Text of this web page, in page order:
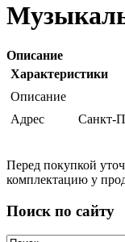
Описание
Характеристики
Описание
Адрес
Санкт-
Перед покупкой
комплектацию у
Поиск по сайту